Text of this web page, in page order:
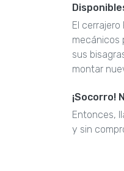
El
mecánicos
sus
montar
¡Socorro!
Entonces,
y sin